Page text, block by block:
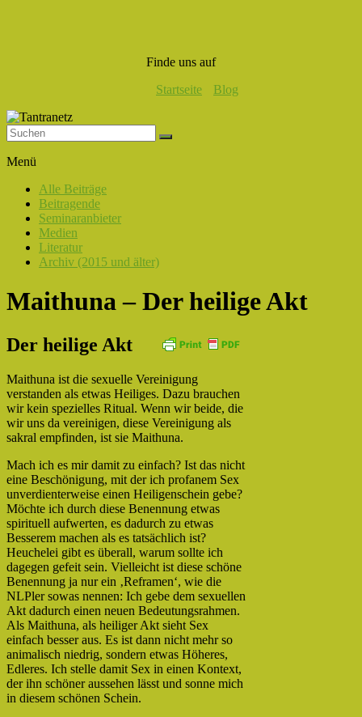
Finde uns auf
Startseite
Blog
Liebe,
Eros
Tantra
Menü
Alle Beiträge
Beitragende
Seminaranbieter
Medien
Literatur
Archiv (2015 und älter)
Maithuna – Der heilige Akt
Der heilige Akt
Maithuna ist die sexuelle Vereinigung
verstanden als etwas Heiliges. Dazu brauchen
wir kein spezielles Ritual. Wenn wir beide, die
wir uns da vereinigen, diese Vereinigung als
sakral empfinden, ist sie Maithuna.
Mach ich es mir damit zu einfach? Ist das nicht
eine Beschönigung, mit der ich profanem Sex
unverdienterweise einen Heiligenschein gebe?
Möchte ich durch diese Benennung etwas
spirituell aufwerten, es dadurch zu etwas
Besserem machen als es tatsächlich ist?
Heuchelei gibt es überall, warum sollte ich
dagegen gefeit sein. Vielleicht ist diese schöne
Benennung ja nur ein ‚Reframen‘, wie die
NLPler sowas nennen: Ich gebe dem sexuellen
Akt dadurch einen neuen Bedeutungsrahmen.
Als Maithuna, als heiliger Akt sieht Sex
einfach besser aus. Es ist dann nicht mehr so
animalisch niedrig, sondern etwas Höheres,
Edleres. Ich stelle damit Sex in einen Kontext,
der ihn schöner aussehen lässt und sonne mich
in diesem schönen Schein.